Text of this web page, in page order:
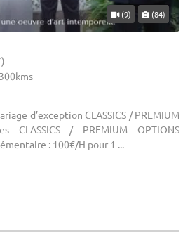
(9) (84)
d’exception CLASSICS / PREMIUM
CLASSICS / PREMIUM OPTIONS
: 100€/H pour 1 ...